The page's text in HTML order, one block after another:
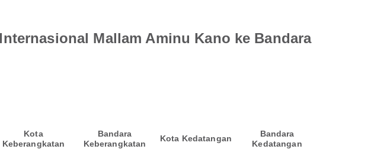
Mallam Aminu Kano ke Bandara
Kota
Keberangkatan
Bandara
Keberangkatan
Kota Kedatangan
Bandara
Kedatangan